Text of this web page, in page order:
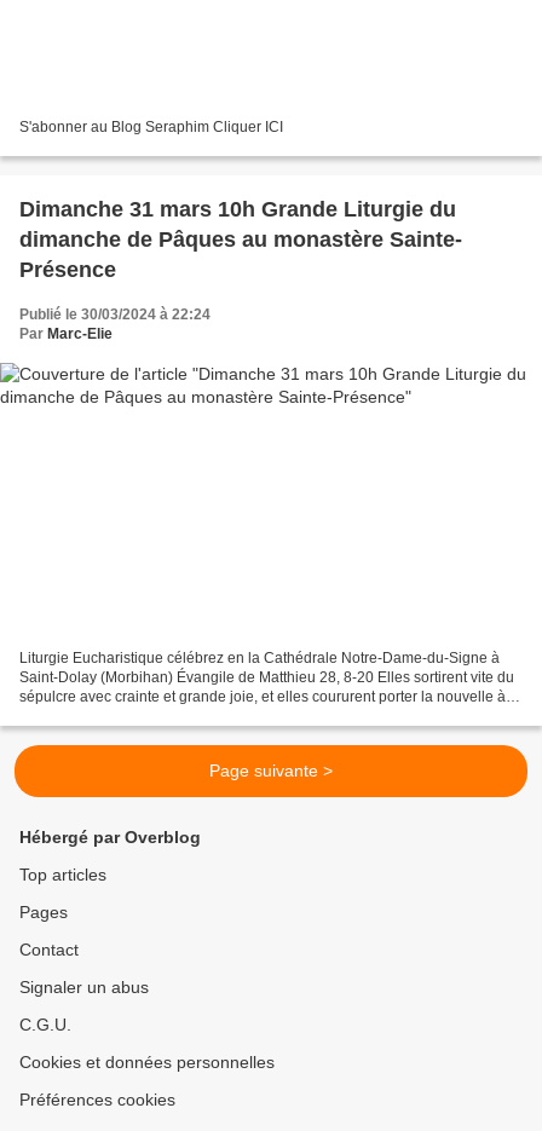
S'abonner au Blog Seraphim Cliquer ICI
Dimanche 31 mars 10h Grande Liturgie du
dimanche de Pâques au monastère Sainte-
Présence
Publié le 30/03/2024 à 22:24
Par Marc-Elie
Liturgie Eucharistique célébrez en la Cathédrale Notre-Dame-du-Signe à
Saint-Dolay (Morbihan) Évangile de Matthieu 28, 8-20 Elles sortirent vite du
sépulcre avec crainte et grande joie, et elles coururent porter la nouvelle à
Page suivante >
Hébergé par Overblog
Top articles
Pages
Contact
Signaler un abus
C.G.U.
Cookies et données personnelles
Préférences cookies